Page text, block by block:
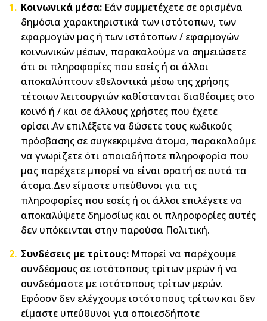
Κοινωνικά μέσα: Εάν συμμετέχετε σε ορισμένα
δημόσια χαρακτηριστικά των ιστότοπων, των
εφαρμογών μας ή των ιστότοπων / εφαρμογών
κοινωνικών μέσων, παρακαλούμε να σημειώσετε
ότι οι πληροφορίες που εσείς ή οι άλλοι
αποκαλύπτουν εθελοντικά μέσω της χρήσης
τέτοιων λειτουργιών καθίστανται διαθέσιμες στο
κοινό ή / και σε άλλους χρήστες που έχετε
ορίσει.Αν επιλέξετε να δώσετε τους κωδικούς
πρόσβασης σε συγκεκριμένα άτομα, παρακαλούμε
να γνωρίζετε ότι οποιαδήποτε πληροφορία που
μας παρέχετε μπορεί να είναι ορατή σε αυτά τα
άτομα.Δεν είμαστε υπεύθυνοι για τις
πληροφορίες που εσείς ή οι άλλοι επιλέγετε να
αποκαλύψετε δημοσίως και οι πληροφορίες αυτές
δεν υπόκεινται στην παρούσα Πολιτική.
Συνδέσεις με τρίτους: Μπορεί να παρέχουμε
συνδέσμους σε ιστότοπους τρίτων μερών ή να
συνδεόμαστε με ιστότοπους τρίτων μερών.
Εφόσον δεν ελέγχουμε ιστότοπους τρίτων και δεν
είμαστε υπεύθυνοι για οποιεσδήποτε